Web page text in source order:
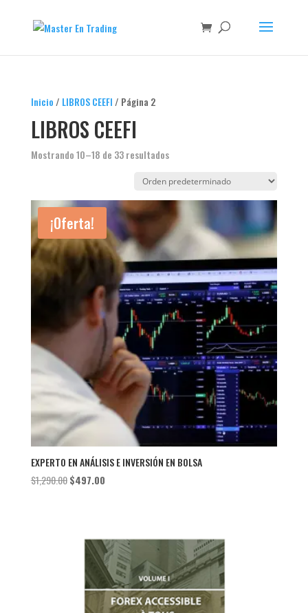
Inicio / LIBROS CEEFI / Página 2
LIBROS CEEFI
Mostrando 10–18 de 33 resultados
¡Oferta!
EXPERTO EN ANÁLISIS E INVERSIÓN EN BOLSA
$1,290.00 El
$1,290.00.
$497.00El
$497.00.